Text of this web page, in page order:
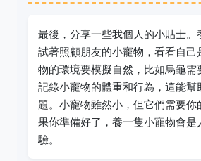
最後，分享一些我個人的小貼士。
試著照顧朋友的小寵物，看看自己
物的環境要模擬自然，比如烏龜需
記錄小寵物的體重和行為，這能幫
題。小寵物雖然小，但它們需要你
果你準備好了，養一隻小寵物會是
驗。